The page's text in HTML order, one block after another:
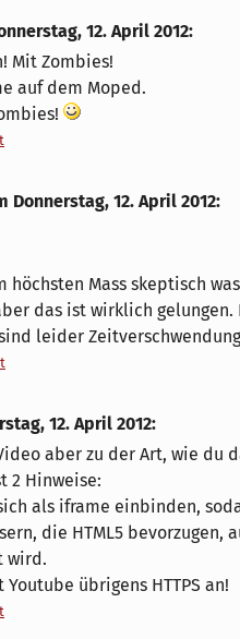
12. April 2012:
Mit Zombies!
auf dem Moped.
Donnerstag, 12. April 2012:
höchsten Mass skeptisch was
das ist wirklich gelungen.
leider
12. April 2012:
aber zu der Art, wie du
2 Hinweise:
als iframe einbinden,
die HTML5 bevorzugen,
wird.
übrigens HTTPS an!